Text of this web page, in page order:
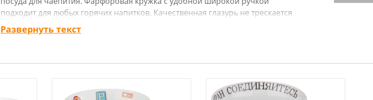
подходит для любых горячих напитков. Качественная глазурь не трескается
и не царапается, поэтому посуда долго сохраняет первоначальный вид, не
темнеет и не накапливает налет. Дизайн в ассортименте.
Материал : Фарфор
Развернуть текст